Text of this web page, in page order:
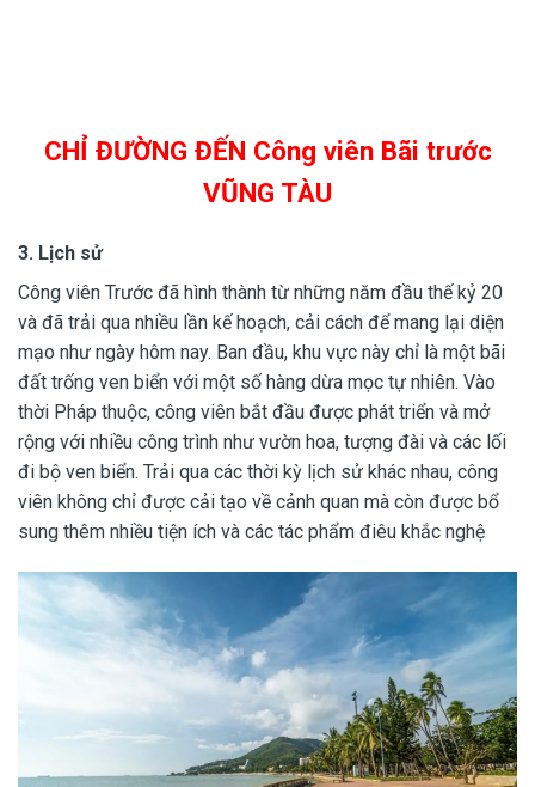
CHỈ ĐƯỜNG ĐẾN Công viên Bãi trước
VŨNG TÀU
3. Lịch sử
Công viên Trước đã hình thành từ những năm đầu thế kỷ 20
và đã trải qua nhiều lần kế hoạch, cải cách để mang lại diện
mạo như ngày hôm nay. Ban đầu, khu vực này chỉ là một bãi
đất trống ven biển với một số hàng dừa mọc tự nhiên. Vào
thời Pháp thuộc, công viên bắt đầu được phát triển và mở
rộng với nhiều công trình như vườn hoa, tượng đài và các lối
đi bộ ven biển. Trải qua các thời kỳ lịch sử khác nhau, công
viên không chỉ được cải tạo về cảnh quan mà còn được bổ
sung thêm nhiều tiện ích và các tác phẩm điêu khắc nghệ